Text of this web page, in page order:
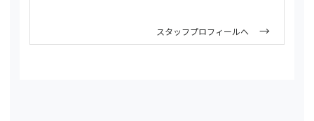
スタッフプロフィールへ